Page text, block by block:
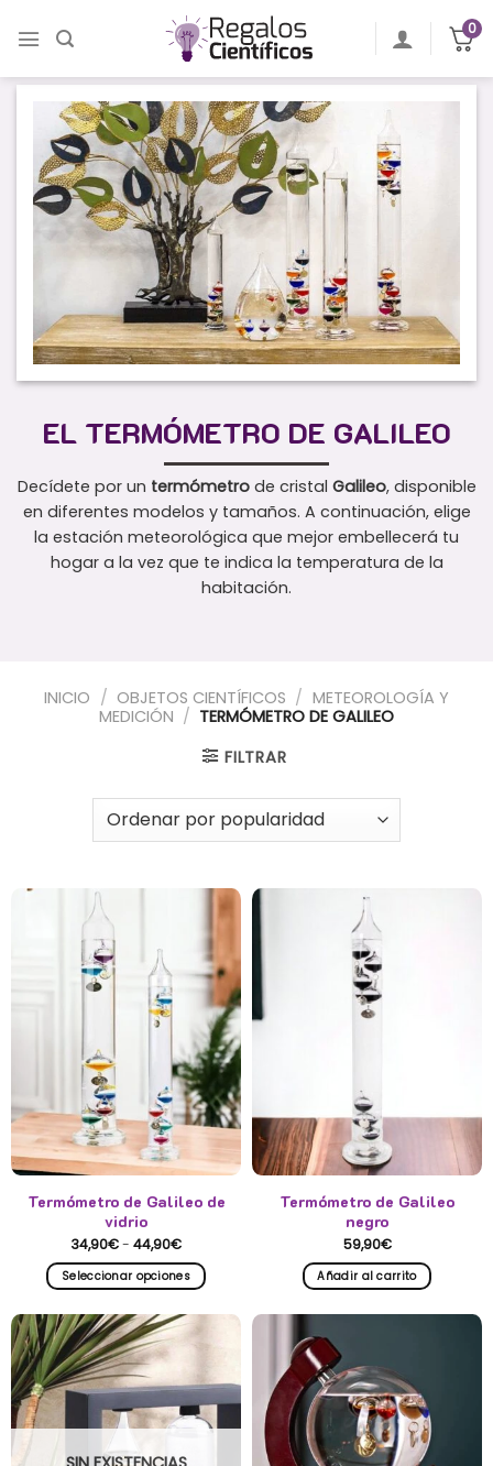
0
EL TERMÓMETRO DE GALILEO
Decídete por un termómetrode cristal Galileo, disponible
en diferentes modelos y tamaños. A continuación, elige
la estación meteorológica que mejor embellecerá tu
hogar a la vez que te indica la temperatura de la
habitación.
INICIO / OBJETOS CIENTÍFICOS / METEOROLOGÍA Y
MEDICIÓN / TERMÓMETRO DE GALILEO
FILTRAR
Termómetro de Galileo de
vidrio
34,90€- 44,90€Rango
precios:
desde
34,90€
hasta
44,90€
Seleccionar opciones
producto
tiene
múltiples
variantes.
Las
opciones
Termómetro de Galileo
negro
59,90€
Añadir al carrito